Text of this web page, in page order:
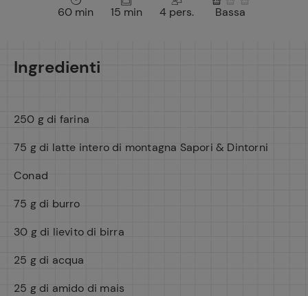
60 min 15 min 4 pers. Bassa
Ingredienti
250 g di farina
75 g di latte intero di montagna Sapori & Dintorni
Conad
75 g di burro
30 g di lievito di birra
25 g di acqua
25 g di amido di mais